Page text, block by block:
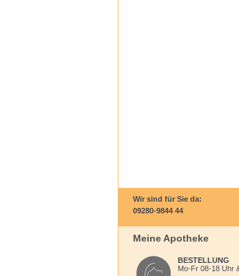
Wir sind für Sie da:
09280-9844 44
Meine Apotheke
BESTELLUNG
Mo-Fr 08-18 Uhr